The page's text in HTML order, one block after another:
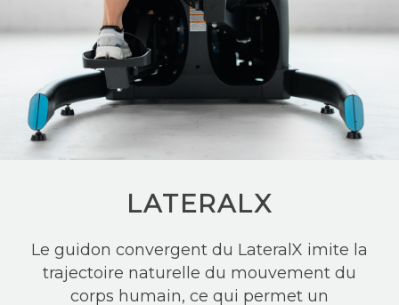
LATERALX
Le guidon convergent du LateralX imite la
trajectoire naturelle du mouvement du
corps humain, ce qui permet un